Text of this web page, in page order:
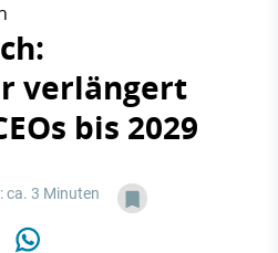
verlängert
bis 2029
ca. 3 Minuten